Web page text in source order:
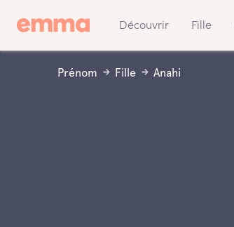
Découvrir Fille
Prénom Fille Anahi